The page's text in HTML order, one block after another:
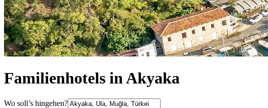
Familienhotels in Akyaka
Wo soll’s hingehen?